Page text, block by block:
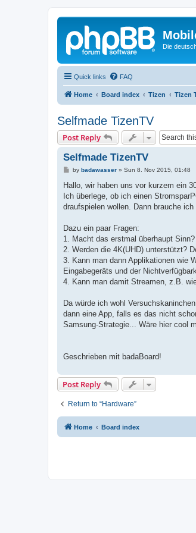
Die
Quick links FAQ
Home Board index Tizen Tizen
Selfmade TizenTV
Post Reply
Selfmade TizenTV
P
s
by badawasser» Sun 8. Nov 2015, 01:48
Hallo, wir haben uns vor kurzem ein
Ich überlege, ob ich einen
draufspielen wollen. Dann brauche
Dazu ein paar Fragen:
1. Macht das erstmal überhaupt
2. Werden die 4K(UHD) unterstützt?
3. Kann man dann Applikationen wie
Eingabegeräts und der
4. Kann man damit Streamen, z.B.
Da würde ich wohl
dann eine App, falls es das nicht
Samsung-Strategie... Wäre hier cool
Geschrieben mit badaBoard!
Post Reply
Return to “Hardware”
Home Board index